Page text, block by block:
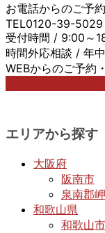
お電話からのご予
TEL0120-39-5029
受付時間 / 9:00～
時間外応相談 / 年
WEBからのご予約
エリアから探す
大阪府
阪南市
泉南郡
和歌山県
和歌山市